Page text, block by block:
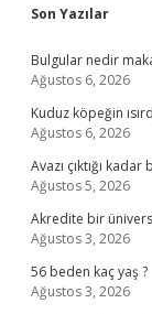
Son Yazılar
Bulgular nedir
Ağustos 6, 2026
Kuduz köpeğin
Ağustos 6, 2026
Avazı çıktığı
Ağustos 5, 2026
Akredite bir
Ağustos 3, 2026
56 beden kaç yaş ?
Ağustos 3, 2026